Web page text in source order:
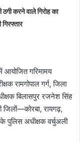
करने वाले गिरोह का
आयोजित गरिमामय
रामगोपाल गर्ग, जिला
बिलासपुर रजनेश सिंह
जिलों—कोरबा, रायगढ़,
पुलिस अधीक्षक वर्चुअली